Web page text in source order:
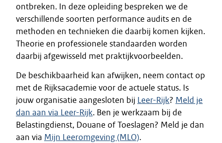
ontbreken. In deze opleiding bespreken we de
verschillende soorten performance audits en de
methoden en technieken die daarbij komen kijken.
Theorie en professionele standaarden worden
daarbij afgewisseld met praktijkvoorbeelden.
De beschikbaarheid kan afwijken, neem contact op
met de Rijksacademie voor de actuele status. Is
jouw organisatie aangesloten bij Leer-Rijk? Meld je
dan aan via Leer-Rijk. Ben je werkzaam bij de
Belastingdienst, Douane of Toeslagen? Meld je dan
aan via Mijn Leeromgeving (MLO).